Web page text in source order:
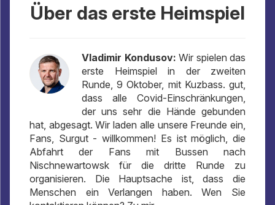
Über das erste Heimspiel
Vladimir Kondusov: Wir spielen das
erste Heimspiel in der zweiten
Runde, 9 Oktober, mit Kuzbass. gut,
dass alle Covid-Einschränkungen,
der uns sehr die Hände gebunden
hat, abgesagt. Wir laden alle unsere Freunde ein,
Fans, Surgut - willkommen! Es ist möglich, die
Abfahrt der Fans mit Bussen nach
Nischnewartowsk für die dritte Runde zu
organisieren. Die Hauptsache ist, dass die
Menschen ein Verlangen haben. Wen Sie